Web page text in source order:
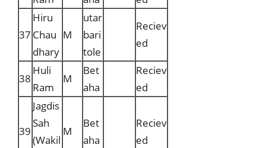
37
Hiru
Chau
dhary
M
utar
bari
tole
Reciev
ed
38
Huli
Ram
M
Bet
aha
Reciev
ed
39
Jagdis
Sah
(Wakil
M
Bet
aha
Reciev
ed